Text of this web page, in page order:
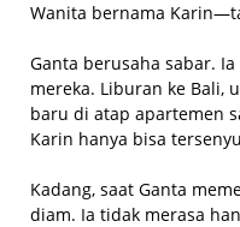
Wanita bernama
Ganta berusaha sabar.
mereka. Liburan ke Bali,
baru di atap apartemen
Karin hanya bisa
Kadang, saat Ganta
diam. Ia tidak merasa